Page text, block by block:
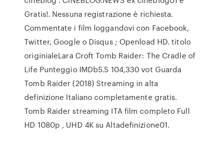
Gratis!. Nessuna registrazione è richiesta.
Commentate i film loggandovi con Facebook,
Twitter, Google o Disqus ; Openload HD. titolo
originialeLara Croft Tomb Raider: The Cradle of
Life Punteggio IMDb5.5 104,330 vot Guarda
Tomb Raider (2018) Streaming in alta
definizione Italiano completamente gratis.
Tomb Raider streaming ITA film completo Full
HD 1080p , UHD 4K su Altadefinizione01.